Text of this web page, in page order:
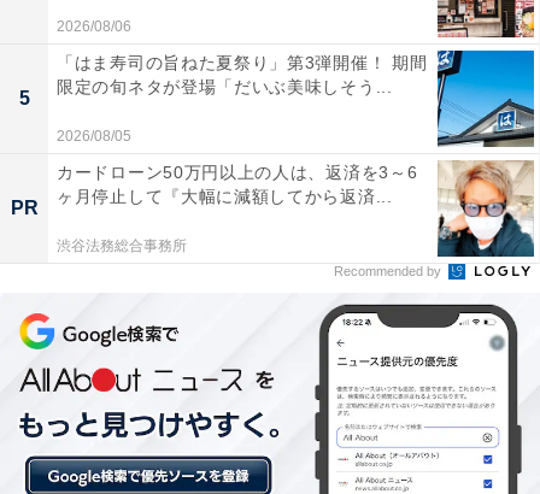
— 全力飯。かつや【公式】🥢 (@katsuya__corp)
June 30, 2026
【松のや】とんかつ丼からあげセット≪3種30食≫ロース
とんかつ、ヒレカツ丼、鶏もも唐揚げ
Amazonで見る
2026/08/06
5
「はま寿司の旨ねた夏祭り」第3弾開催！ 期間
限定の旬ネタが登場「だいぶ美味しそう...
2026/08/05
PR
カードローン50万円以上の人は、返済を3～6
ヶ月停止して『大幅に減額してから返済...
渋谷法務総合事務所
Recommended by